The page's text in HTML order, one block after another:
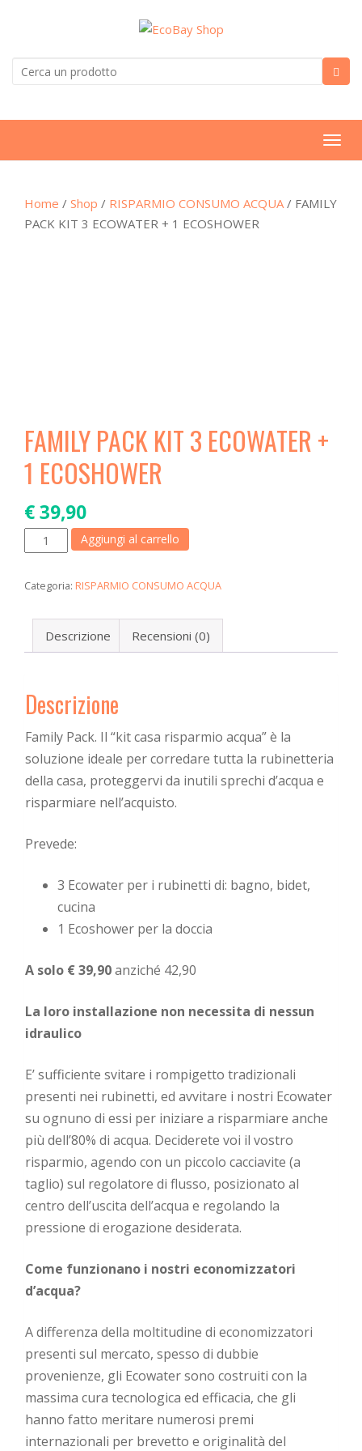
T
o
g
Home / Shop / RISPARMIO CONSUMO ACQUA/ FAMILY
PACK KIT 3 ECOWATER + 1 ECOSHOWER
FAMILY PACK KIT 3 ECOWATER +
1 ECOSHOWER
€39,90
FAMILY
PACK
ECOWATER
quantità
Aggiungi al carrello
Categoria: RISPARMIO CONSUMO ACQUA
Descrizione Recensioni (0)
Descrizione
Family Pack. Il “kit casa risparmio acqua” è la
soluzione ideale per corredare tutta la rubinetteria
della casa, proteggervi da inutili sprechi d’acqua e
risparmiare nell’acquisto.
Prevede:
3 Ecowater per i rubinetti di: bagno, bidet,
cucina
1 Ecoshower per la doccia
A solo € 39,90anziché 42,90
La loro installazione non necessita di nessun
idraulico
E’ sufficiente svitare i rompigetto tradizionali
presenti nei rubinetti, ed avvitare i nostri Ecowater
su ognuno di essi per iniziare a risparmiare anche
più dell’80% di acqua. Deciderete voi il vostro
risparmio, agendo con un piccolo cacciavite (a
taglio) sul regolatore di flusso, posizionato al
centro dell’uscita dell’acqua e regolando la
pressione di erogazione desiderata.
Come funzionano i nostri economizzatori
d’acqua?
A differenza della moltitudine di economizzatori
presenti sul mercato, spesso di dubbie
provenienze, gli Ecowater sono costruiti con la
massima cura tecnologica ed efficacia, che gli
hanno fatto meritare numerosi premi
internazionali per brevetto e originalità del